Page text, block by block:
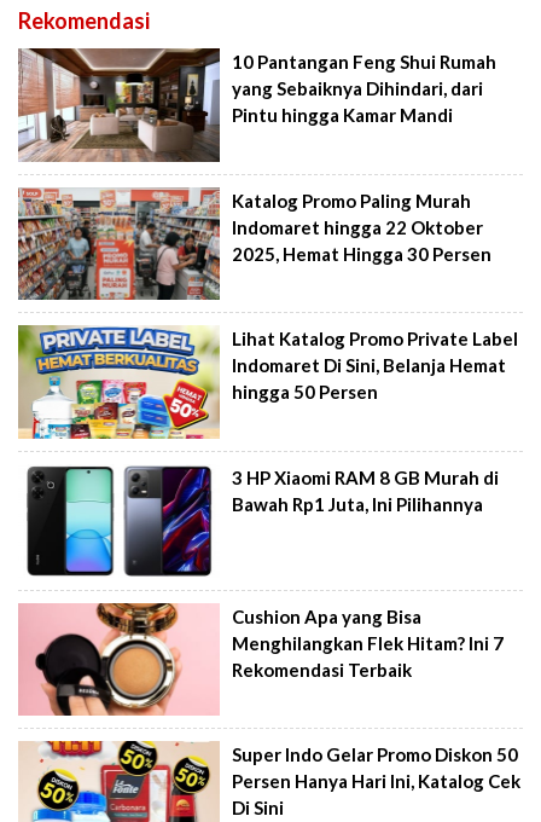
Rekomendasi
10 Pantangan Feng Shui Rumah
yang Sebaiknya Dihindari, dari
Pintu hingga Kamar Mandi
Katalog Promo Paling Murah
Indomaret hingga 22 Oktober
2025, Hemat Hingga 30 Persen
Lihat Katalog Promo Private Label
Indomaret Di Sini, Belanja Hemat
hingga 50 Persen
3 HP Xiaomi RAM 8 GB Murah di
Bawah Rp1 Juta, Ini Pilihannya
Cushion Apa yang Bisa
Menghilangkan Flek Hitam? Ini 7
Rekomendasi Terbaik
Super Indo Gelar Promo Diskon 50
Persen Hanya Hari Ini, Katalog Cek
Di Sini